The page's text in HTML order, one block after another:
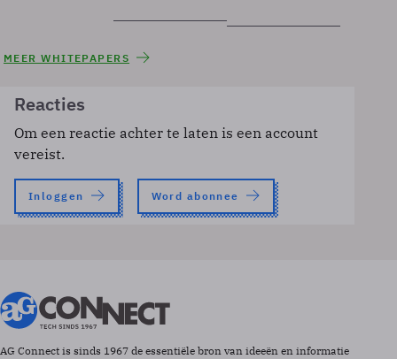
MEER WHITEPAPERS
Reacties
Om een reactie achter te laten is een account
vereist.
Inloggen Word abonnee
AG Connect is sinds 1967 de essentiële bron van ideeën en informatie